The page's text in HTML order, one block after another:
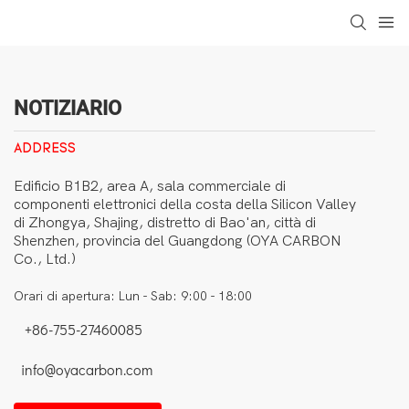
NOTIZIARIO
ADDRESS
Edificio B1B2, area A, sala commerciale di
componenti elettronici della costa della Silicon Valley
di Zhongya, Shajing, distretto di Bao'an, città di
Shenzhen, provincia del Guangdong (OYA CARBON
Co., Ltd.)
Orari di apertura: Lun - Sab: 9:00 - 18:00
+86-755-27460085
info@oyacarbon.com